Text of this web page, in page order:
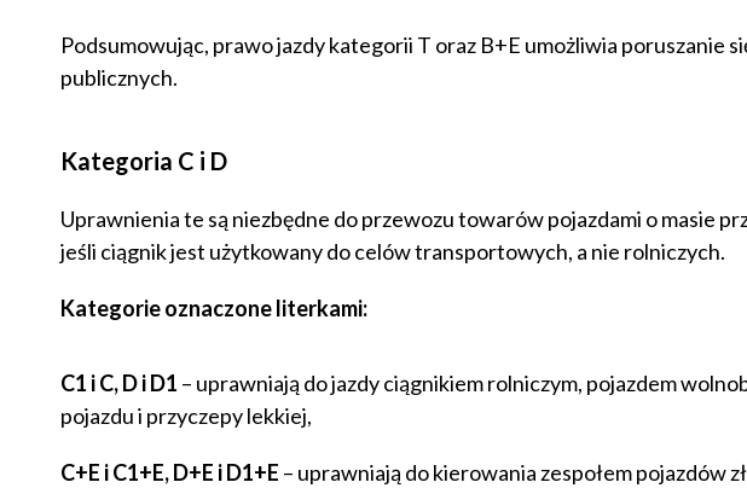
Podsumowując, prawo jazdy kategorii T oraz B+E umożliwia poruszanie
publicznych.
Kategoria C i D
Uprawnienia te są niezbędne do przewozu towarów pojazdami o masie
jeśli ciągnik jest użytkowany do celów transportowych, a nie rolniczych.
Kategorie oznaczone literkami:
C1 i C, D i D1 – uprawniają do jazdy ciągnikiem rolniczym, pojazdem
pojazdu i przyczepy lekkiej,
C+E i C1+E, D+E i D1+E – uprawniają do kierowania zespołem pojazdów